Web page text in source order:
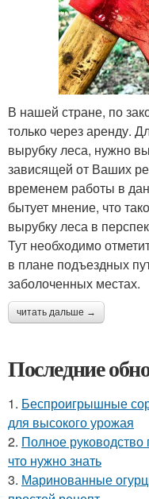
В нашей стране, по
только через аренду.
вырубку леса, нужно
зависящей от Ваших
временем работы в
бытует мнение, что
вырубку леса в
Тут необходимо
в плане подъездных
заболоченных местах.
читать дальше →
Последние
1. Беспроигрышные
для высокого урожая
2. Полное
что нужно знать
3. Маринованные